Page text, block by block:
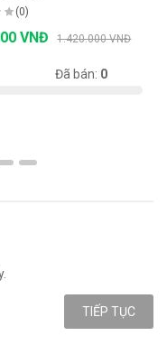
(0)
VNĐ 1.420.000 VNĐ
Đã bán: 0
TIẾP TỤC